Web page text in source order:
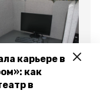
карьере в
как
в
, 14:59
готовят
в